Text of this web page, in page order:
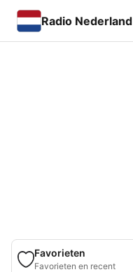
Radio Nederland
Favorieten
Favorieten en recent